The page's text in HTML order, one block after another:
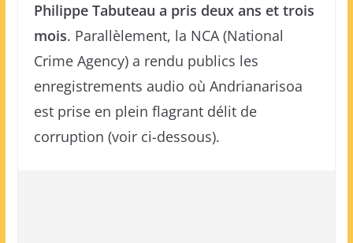
Philippe Tabuteau a pris deux ans et trois
mois. Parallèlement, la NCA (National
Crime Agency) a rendu publics les
enregistrements audio où Andrianarisoa
est prise en plein flagrant délit de
corruption (voir ci-dessous).